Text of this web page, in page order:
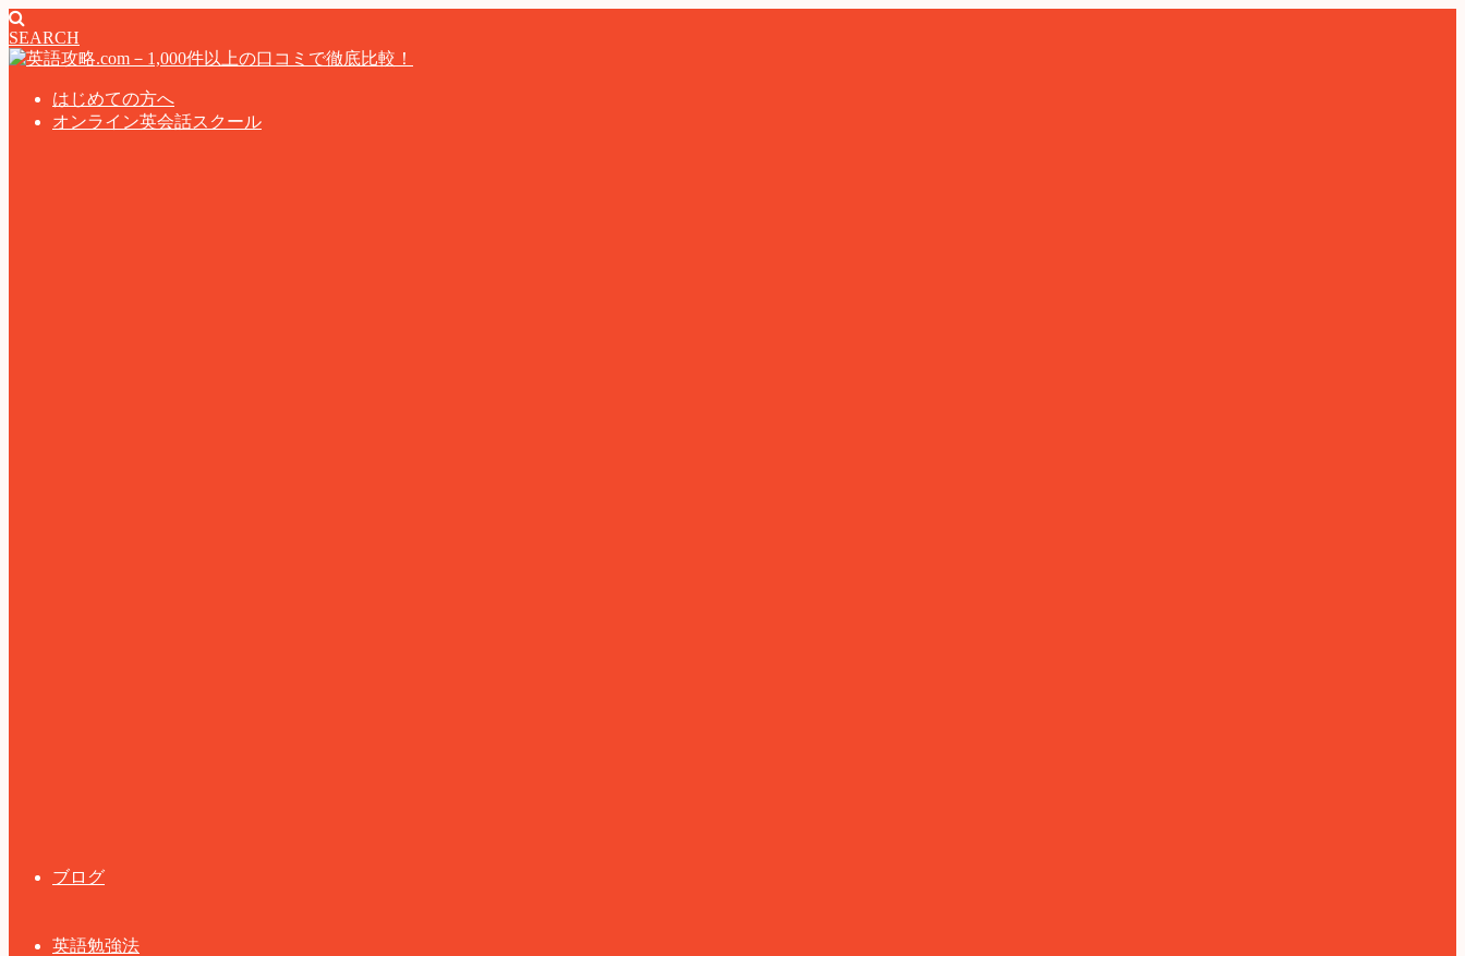
SEARCH
はじめての方へ
オンライン英会話スクール
ブログ
英語勉強法